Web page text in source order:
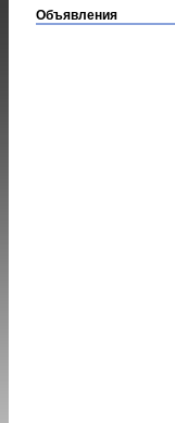
Объявления